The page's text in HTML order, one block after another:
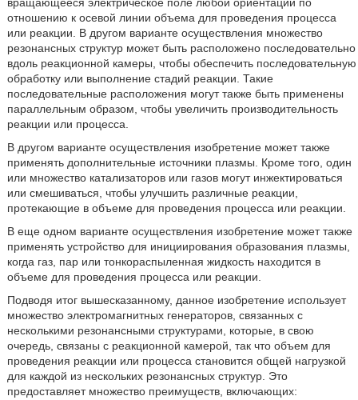
отношению к осевой линии объема для проведения процесса
или реакции. В другом варианте осуществления множество
резонансных структур может быть расположено последовательно
вдоль реакционной камеры, чтобы обеспечить последовательную
обработку или выполнение стадий реакции. Такие
последовательные расположения могут также быть применены
параллельным образом, чтобы увеличить производительность
реакции или процесса.
В другом варианте осуществления изобретение может также
применять дополнительные источники плазмы. Кроме того, один
или множество катализаторов или газов могут инжектироваться
или смешиваться, чтобы улучшить различные реакции,
протекающие в объеме для проведения процесса или реакции.
В еще одном варианте осуществления изобретение может также
применять устройство для инициирования образования плазмы,
когда газ, пар или тонкораспыленная жидкость находится в
объеме для проведения процесса или реакции.
Подводя итог вышесказанному, данное изобретение использует
множество электромагнитных генераторов, связанных с
несколькими резонансными структурами, которые, в свою
очередь, связаны с реакционной камерой, так что объем для
проведения реакции или процесса становится общей нагрузкой
для каждой из нескольких резонансных структур. Это
предоставляет множество преимуществ, включающих: